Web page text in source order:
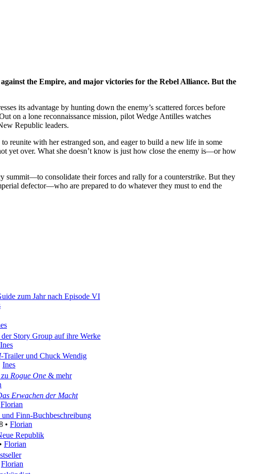
the Empire, and major victories for the Rebel Alliance. But the
its advantage by hunting down the enemy’s scattered forces before
on a lone reconnaissance mission, pilot Wedge Antilles watches
Republic leaders.
reunite with her estranged son, and eager to build a new life in some
yet over. What she doesn’t know is just how close the enemy is—or how
summit—to consolidate their forces and rally for a counterstrike. But they
defector—who are prepared to do whatever they must to end the
zum Jahr nach Episode VI
Story Group auf ihre Werke
Ines
-Trailer und Chuck Wendig
Ines
Rogue One & mehr
Erwachen der Macht
Florian
Finn-Buchbeschreibung
• Florian
Republik
Florian
Florian